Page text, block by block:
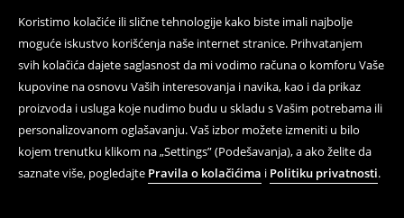
Koristimo kolačiće ili slične tehnologije kako biste imali najbolje
moguće iskustvo korišćenja naše internet stranice. Prihvatanjem
svih kolačića dajete saglasnost da mi vodimo računa o komforu Vaše
kupovine na osnovu Vaših interesovanja i navika, kao i da prikaz
proizvoda i usluga koje nudimo budu u skladu s Vašim potrebama ili
personalizovanom oglašavanju. Vaš izbor možete izmeniti u bilo
kojem trenutku klikom na „Settings” (Podešavanja), a ako želite da
saznate više, pogledajte Pravila o kolačićima i Politiku privatnosti.
-20%